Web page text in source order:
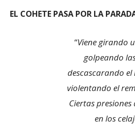
EL COHETE PASA POR LA
“Viene girando
golpeando
descascarando
violentando el
Ciertas
en los